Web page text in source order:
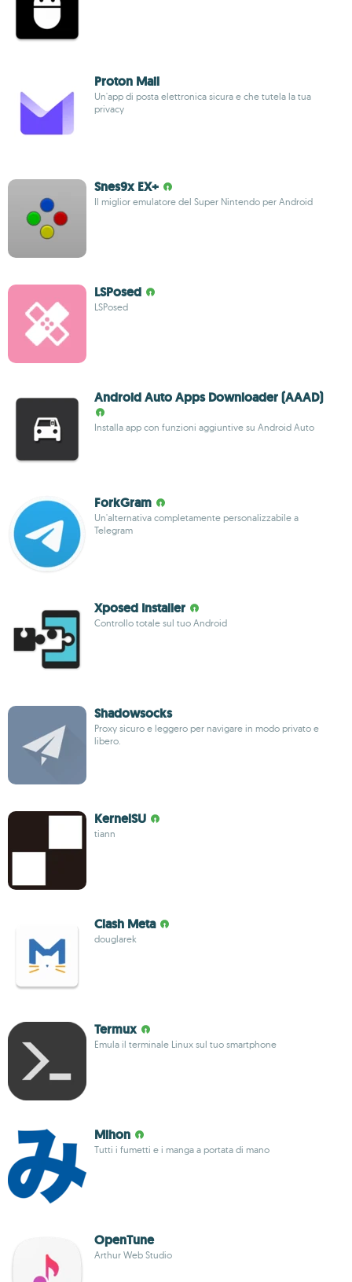
Proton Mail
Un'app di posta elettronica sicura e che tutela la tua
privacy
Snes9x EX+
Il miglior emulatore del Super Nintendo per Android
LSPosed
LSPosed
Android Auto Apps Downloader (AAAD)
Installa app con funzioni aggiuntive su Android Auto
ForkGram
Un'alternativa completamente personalizzabile a
Telegram
Xposed Installer
Controllo totale sul tuo Android
Shadowsocks
Proxy sicuro e leggero per navigare in modo privato e
libero.
KernelSU
tiann
Clash Meta
douglarek
Termux
Emula il terminale Linux sul tuo smartphone
Mihon
Tutti i fumetti e i manga a portata di mano
OpenTune
Arthur Web Studio